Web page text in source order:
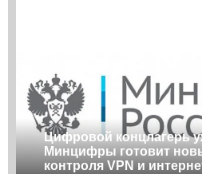
Цифровой концлагерь
Минцифры готовит
контроля VPN и